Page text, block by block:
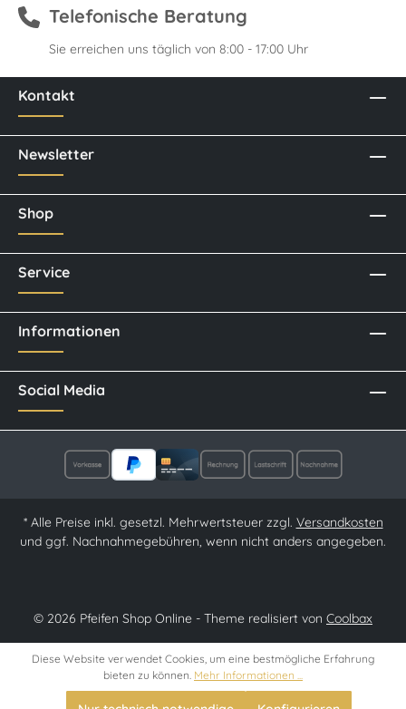
Telefonische Beratung
Sie erreichen uns täglich von 8:00 - 17:00 Uhr
Kontakt
Newsletter
Social Media
Shop
Service
Informationen
* Alle Preise inkl. gesetzl. Mehrwertsteuer zzgl. Versandkosten
und ggf. Nachnahmegebühren, wenn nicht anders angegeben.
© 2026 Pfeifen Shop Online - Theme realisiert von Coolbax
Diese Website verwendet Cookies, um eine bestmögliche Erfahrung
bieten zu können. Mehr Informationen ...